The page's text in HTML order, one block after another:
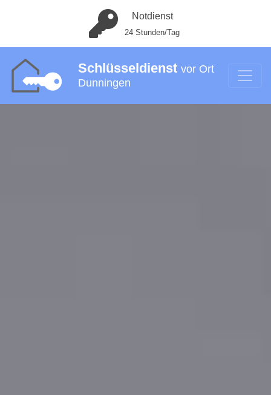
Notdienst
24 Stunden/Tag
Schlüsseldienst vor Ort
Dunningen